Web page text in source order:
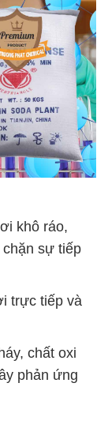
khô ráo,
sự tiếp
trực tiếp và
chất oxi
phản ứng